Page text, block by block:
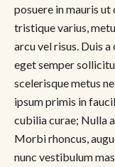
posuere in mauris ut
tristique varius,
arcu vel risus. Duis
eget semper
scelerisque metus
ipsum primis in
cubilia curae; Nulla
Morbi rhoncus,
nunc vestibulum